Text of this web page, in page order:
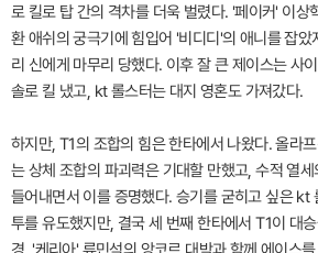
로 킬로 탑 간의 격차를 더욱 벌렸다. '페이커' 이상
환 애쉬의 궁극기에 힘입어 '비디디'의 애니를 잡았
리 신에게 마무리 당했다. 이후 잘 큰 제이스는 사
솔로 킬 냈고, kt 롤스터는 대지 영혼도 가져갔다.
하지만, T1의 조합의 힘은 한타에서 나왔다. 올라
는 상체 조합의 파괴력은 기대할 만했고, 수적 열
들어내면서 이를 증명했다. 승기를 굳히고 싶은 kt
투를 유도했지만, 결국 세 번째 한타에서 T1이 대